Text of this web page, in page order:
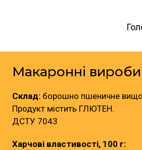
Макаронні
Склад: борошно пшеничне
Продукт містить ГЛЮТЕН.
ДСТУ 7043
Харчові властивості, 100 г: